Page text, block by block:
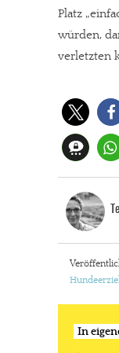
Platz
würden,
verletzten
In